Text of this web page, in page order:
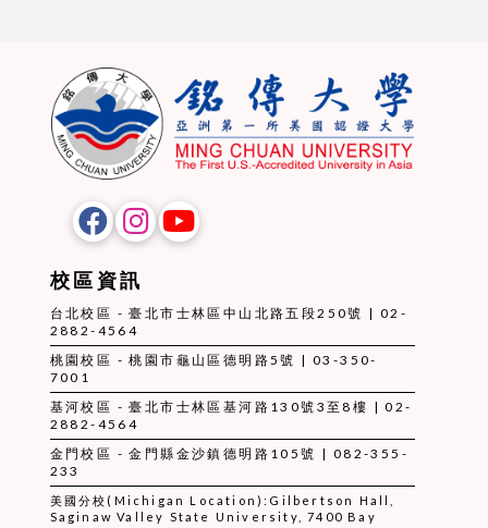
校區資訊
台北校區 - 臺北市士林區中山北路五段250號 | 02-
2882-4564
桃園校區 - 桃園市龜山區德明路5號 | 03-350-
7001
基河校區 - 臺北市士林區基河路130號3至8樓 | 02-
2882-4564
金門校區 - 金門縣金沙鎮德明路105號 | 082-355-
233
美國分校(Michigan Location):Gilbertson Hall,
Saginaw Valley State University, 7400 Bay